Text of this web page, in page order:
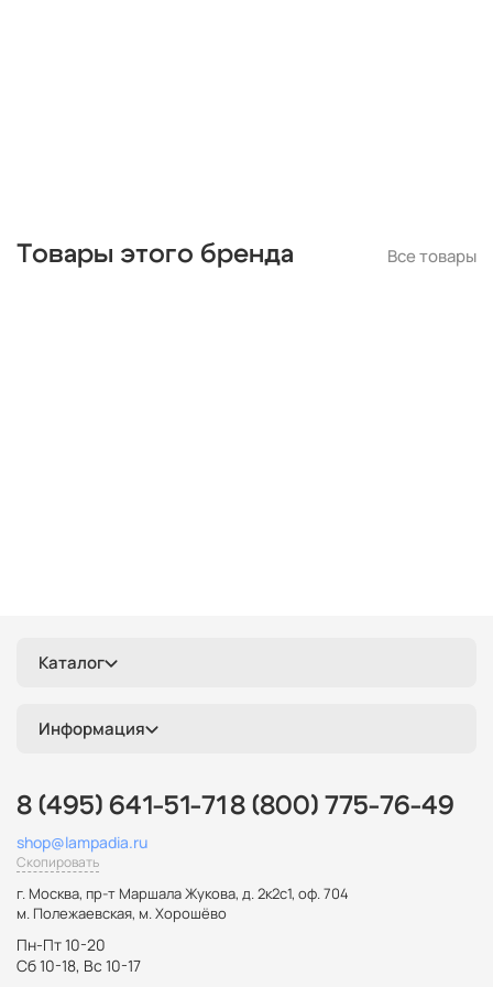
Товары этого бренда Все товары
Каталог
Информация
8 (495) 641-51-71 8 (800) 775-76-49
shop@lampadia.ru
Скопировать
г. Москва, пр-т Маршала Жукова, д. 2к2с1, оф. 704
м. Полежаевская, м. Хорошёво
Пн-Пт 10-20
Сб 10-18, Вс 10-17